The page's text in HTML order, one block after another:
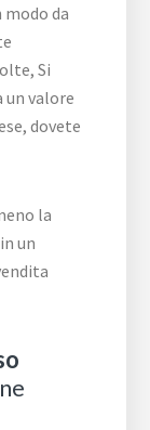
da
Si
valore
dovete
la
un